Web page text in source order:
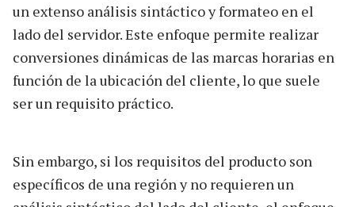
un extenso análisis sintáctico y formateo en el
lado del servidor. Este enfoque permite realizar
conversiones dinámicas de las marcas horarias en
función de la ubicación del cliente, lo que suele
ser un requisito práctico.
Sin embargo, si los requisitos del producto son
específicos de una región y no requieren un